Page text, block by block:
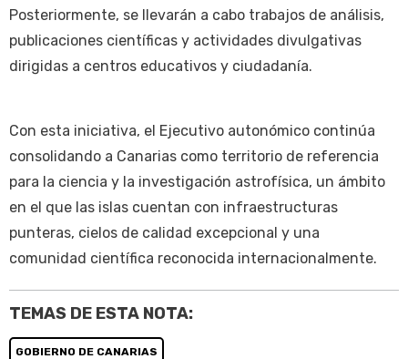
Posteriormente, se llevarán a cabo trabajos de análisis,
publicaciones científicas y actividades divulgativas
dirigidas a centros educativos y ciudadanía.
Con esta iniciativa, el Ejecutivo autonómico continúa
consolidando a Canarias como territorio de referencia
para la ciencia y la investigación astrofísica, un ámbito
en el que las islas cuentan con infraestructuras
punteras, cielos de calidad excepcional y una
comunidad científica reconocida internacionalmente.
TEMAS DE ESTA NOTA:
GOBIERNO DE CANARIAS